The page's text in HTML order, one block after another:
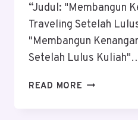
“Judul: "Membangun
Traveling Setelah
"Membangun
Setelah Lulus
READ MORE TRAVELING